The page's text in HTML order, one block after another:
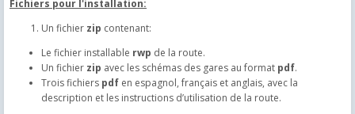
Fichiers pour l'installation:
Un fichier zip contenant:
Le fichier installable rwp de la route.
Un fichier zip avec les schémas des gares au format pdf.
Trois fichiers pdf en espagnol, français et anglais, avec la
description et les instructions d’utilisation de la route.